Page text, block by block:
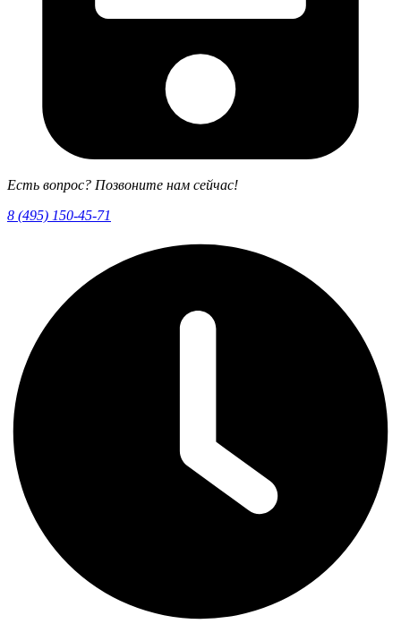
Есть вопрос? Позвоните нам сейчас!
8 (495) 150-45-71